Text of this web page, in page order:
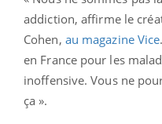
addiction, affirme le
Cohen, au magazine Vice
en France pour les
inoffensive. Vous ne
ça ».